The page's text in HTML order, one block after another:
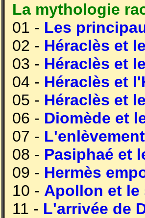
La mythologie
01 - Les
02 - Héraclès et
03 - Héraclès et
04 - Héraclès et
05 - Héraclès et
06 - Diomède et
07 -
08 - Pasiphaé et
09 - Hermès
10 - Apollon et le
11 - L'arrivée de